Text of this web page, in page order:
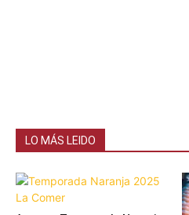
LO MÁS LEIDO